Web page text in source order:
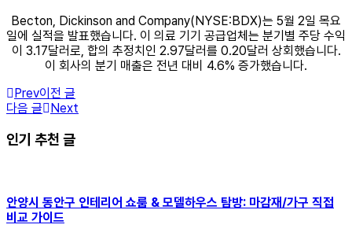
Becton, Dickinson and Company(NYSE:BDX)는 5월 2일 목요
일에 실적을 발표했습니다. 이 의료 기기 공급업체는 분기별 주당 수익
이 3.17달러로, 합의 추정치인 2.97달러를 0.20달러 상회했습니다.
이 회사의 분기 매출은 전년 대비 4.6% 증가했습니다.
Prev이전 글
다음 글
Next
인기 추천 글
안양시 동안구 인테리어 쇼룸 & 모델하우스 탐방: 마감재/가구 직접
비교 가이드